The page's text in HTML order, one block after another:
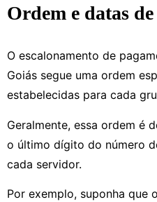
Ordem e datas
O escalonamento de
Goiás segue uma ordem
estabelecidas para cada
Geralmente, essa ordem é
o último dígito do número
cada servidor.
Por exemplo, suponha que